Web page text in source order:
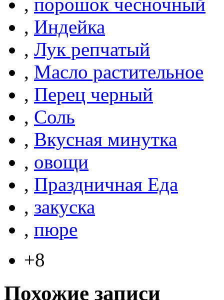
, Индейка
, Лук репчатый
, Масло растительное
, Перец черный
, Соль
, Вкусная минутка
, овощи
, Праздничная Еда
, закуска
, пюре
+8
Похожие записи